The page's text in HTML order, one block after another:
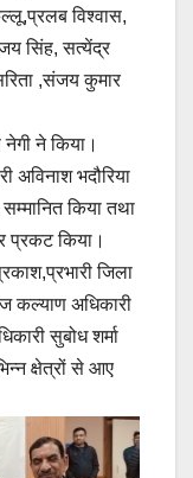
विश्वास,
सिंह, सत्येंद्र
,संजय कुमार
ने किया।
भदौरिया
किया तथा
प्रकट किया।
जिला
कल्याण अधिकारी
सुबोध शर्मा
क्षेत्रों से आए